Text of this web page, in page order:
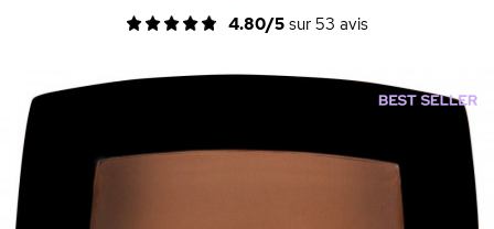
4.80/5 sur 53 avis